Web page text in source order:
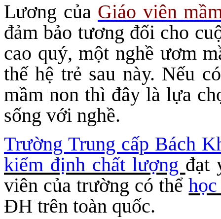
Lương của Giáo viên
đảm bảo tương đối cho
cao quý, một nghề ươm
thế hệ trẻ sau này. Nếu
mầm non thì đây là lựa
sống với nghề.
Trường Trung cấp Bách
kiểm định chất lượng đạt
viên của trường có thể
ĐH trên toàn quốc.